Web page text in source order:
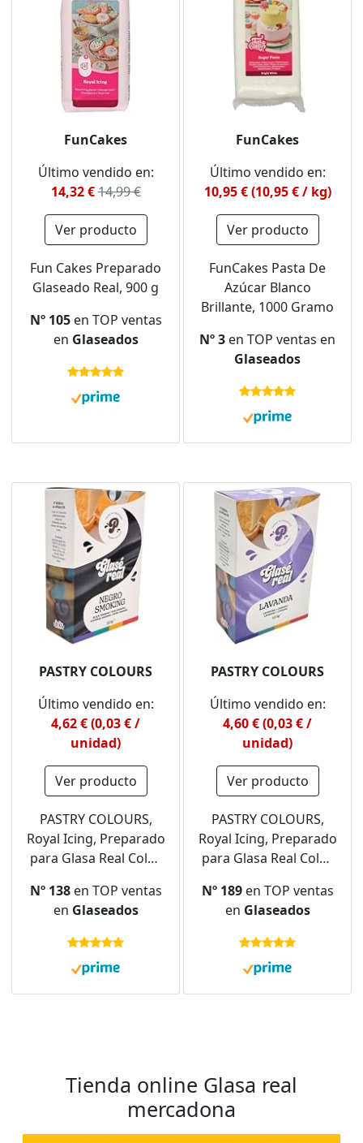
FunCakes
Último vendido en:
14,32 €14,99 €
Ver producto
Fun Cakes Preparado
Glaseado Real, 900 g
Nº 105en TOP ventas
en Glaseados
FunCakes
Último vendido en:
10,95 € (10,95 € / kg)
Ver producto
FunCakes Pasta De
Azúcar Blanco
Brillante, 1000 Gramo
Nº 3 en TOP ventas en
Glaseados
PASTRY COLOURS
Último vendido en:
4,62 € (0,03 € /
unidad)
Ver producto
PASTRY COLOURS,
Royal Icing, Preparado
para Glasa Real Color
Decorar Galletas y
Pasteles, Ideal para
Delineado de Galletas,
150 Gramos
Nº 138en TOP ventas
en Glaseados
PASTRY COLOURS
Último vendido en:
4,60 € (0,03 € /
unidad)
Ver producto
PASTRY COLOURS,
Royal Icing, Preparado
para Glasa Real Color
para Decorar Galletas
y Pasteles, Ideal para
Delineado de Galletas,
150 Gramos
Nº 189en TOP ventas
en Glaseados
Tienda online Glasa real
mercadona